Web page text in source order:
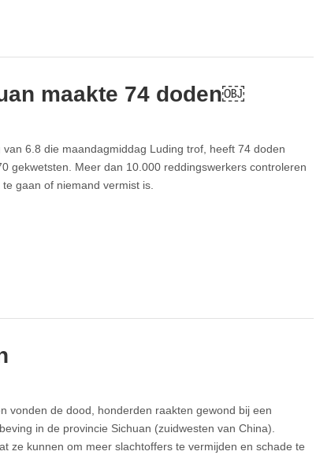
maakte 74 doden￼
van 6.8 die maandagmiddag Luding trof, heeft 74 doden
gekwetsten. Meer dan 10.000 reddingswerkers controleren
gaan of niemand vermist is.
vonden de dood, honderden raakten gewond bij een
in de provincie Sichuan (zuidwesten van China).
ze kunnen om meer slachtoffers te vermijden en schade te